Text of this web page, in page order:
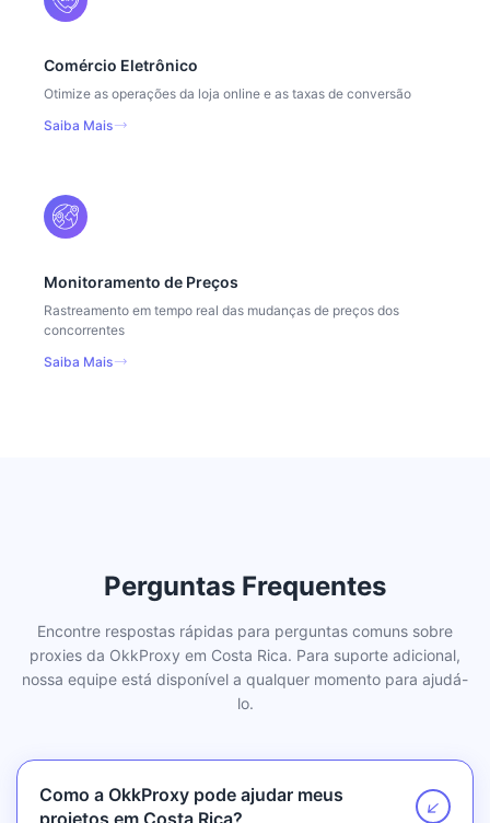
Comércio Eletrônico
Otimize as operações da loja online e as taxas de conversão
Saiba Mais
Monitoramento de Preços
Rastreamento em tempo real das mudanças de preços dos
concorrentes
Saiba Mais
Perguntas Frequentes
Encontre respostas rápidas para perguntas comuns sobre
proxies da OkkProxy em Costa Rica. Para suporte adicional,
nossa equipe está disponível a qualquer momento para ajudá-
lo.
Como a OkkProxy pode ajudar meus
projetos em Costa Rica?
↗